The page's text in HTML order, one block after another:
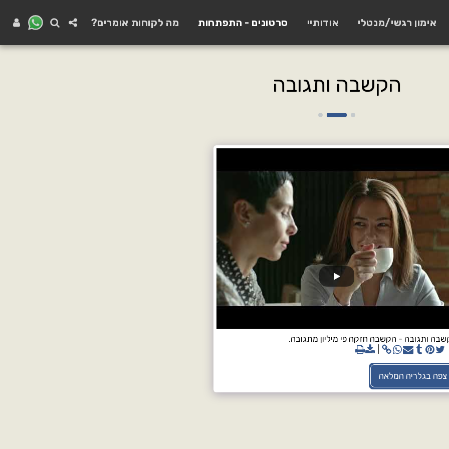
אימון רגשי/מנטלי אודותיי סרטונים - התפתחות מה לקוחות אומרים?
הקשבה ותגובה
ותגובה - הקשבה חזקה פי מיליון מתגובה.
צפה בגלריה המלאה